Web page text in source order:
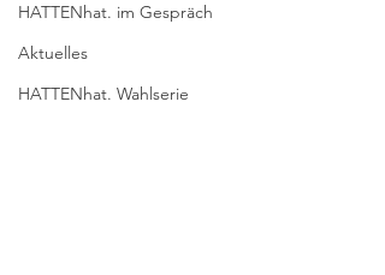
HATTENhat. im Gespräch
Aktuelles
HATTENhat. Wahlserie